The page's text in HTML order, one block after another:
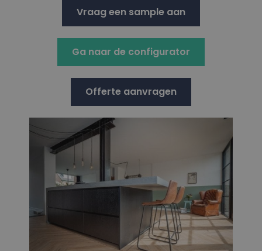
Vraag een sample aan
Ga naar de configurator
Offerte aanvragen